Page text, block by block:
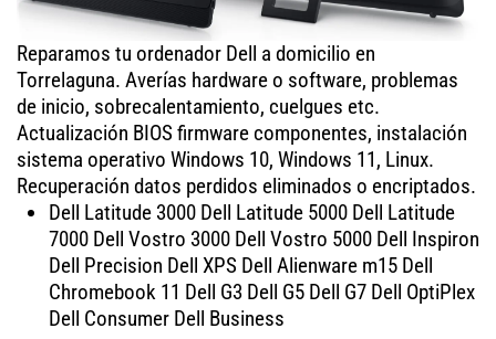
Reparamos tu ordenador Dell a domicilio en
Torrelaguna. Averías hardware o software, problemas
de inicio, sobrecalentamiento, cuelgues etc.
Actualización BIOS firmware componentes, instalación
sistema operativo Windows 10, Windows 11, Linux.
Recuperación datos perdidos eliminados o encriptados.
Dell Latitude 3000 Dell Latitude 5000 Dell Latitude
7000 Dell Vostro 3000 Dell Vostro 5000 Dell Inspiron
Dell Precision Dell XPS Dell Alienware m15 Dell
Chromebook 11 Dell G3 Dell G5 Dell G7 Dell OptiPlex
Dell Consumer Dell Business